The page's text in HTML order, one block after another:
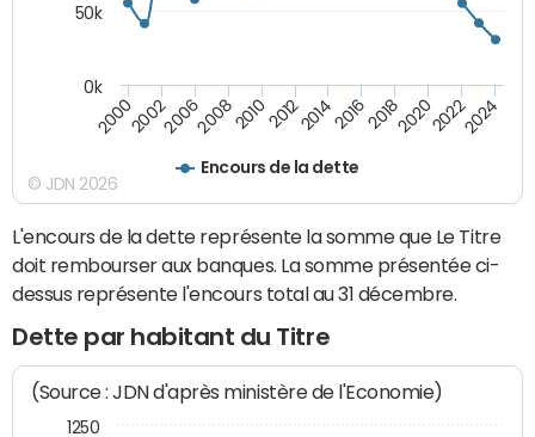
Encours de la dette
200020022006200820102012201420162018202020222024
0k
50k
© JDN 2026
L'encours de la dette représente la somme que Le Titre
doit rembourser aux banques. La somme présentée ci-
dessus représente l'encours total au 31 décembre.
Dette par habitant du Titre
(Source : JDN d'après ministère de l'Economie)
1250